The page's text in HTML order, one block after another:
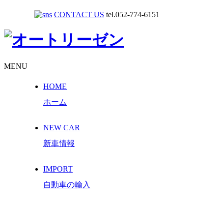
CONTACT US tel.052-774-6151
MENU
HOME
ホーム
NEW CAR
新車情報
IMPORT
自動車の輸入